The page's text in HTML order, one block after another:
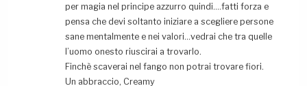
per magia nel principe azzurro quindi….fatti forza e
pensa che devi soltanto iniziare a scegliere persone
sane mentalmente e nei valori…vedrai che tra quelle
l’uomo onesto riuscirai a trovarlo.
Finchè scaverai nel fango non potrai trovare fiori.
Un abbraccio, Creamy